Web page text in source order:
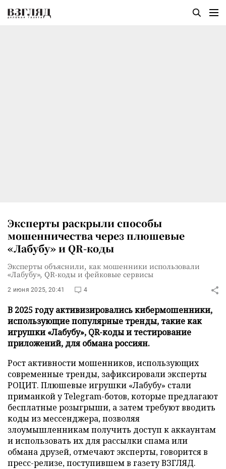
Эксперты раскрыли способы
мошенничества через плюшевые
«Лабубу» и QR-коды
Эксперты объяснили, как мошенники использовали
«Лабубу», QR-коды и фейковые сервисы
2 июня 2025, 20:41 4
В 2025 году активизировались кибермошенники,
использующие популярные тренды, такие как
игрушки «Лабубу», QR-коды и тестирование
приложений, для обмана россиян.
Рост активности мошенников, использующих
современные тренды, зафиксировали эксперты
РОЦИТ. Плюшевые игрушки «Лабубу» стали
приманкой у Telegram-ботов, которые предлагают
бесплатные розыгрыши, а затем требуют вводить
коды из мессенджера, позволяя
злоумышленникам получить доступ к аккаунтам
и использовать их для рассылки спама или
обмана друзей, отмечают эксперты, говорится в
пресс-релизе, поступившем в газету ВЗГЛЯД.